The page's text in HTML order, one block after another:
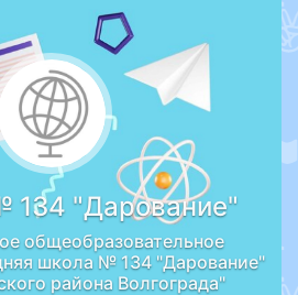
"Дарование"
общеобразовательное
школа № 134 "Дарование"
района Волгограда"